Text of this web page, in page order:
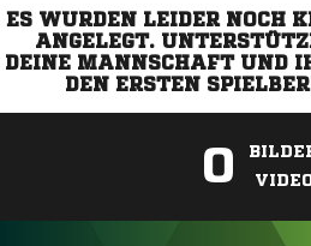
ES WURDEN LEIDER NOCH
ANGELEGT.
DEINE MANNSCHAFT UND
DEN ERSTEN
0